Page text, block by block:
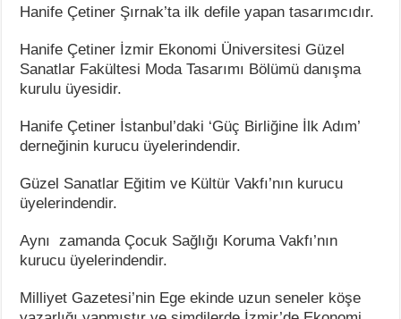
Hanife Çetiner Şırnak’ta ilk defile yapan tasarımcıdır.
Hanife Çetiner İzmir Ekonomi Üniversitesi Güzel
Sanatlar Fakültesi Moda Tasarımı Bölümü danışma
kurulu üyesidir.
Hanife Çetiner İstanbul’daki ‘Güç Birliğine İlk Adım’
derneğinin kurucu üyelerindendir.
Güzel Sanatlar Eğitim ve Kültür Vakfı’nın kurucu
üyelerindendir.
Aynı zamanda Çocuk Sağlığı Koruma Vakfı’nın
kurucu üyelerindendir.
Milliyet Gazetesi’nin Ege ekinde uzun seneler köşe